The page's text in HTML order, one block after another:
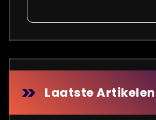
Laatste Artikelen